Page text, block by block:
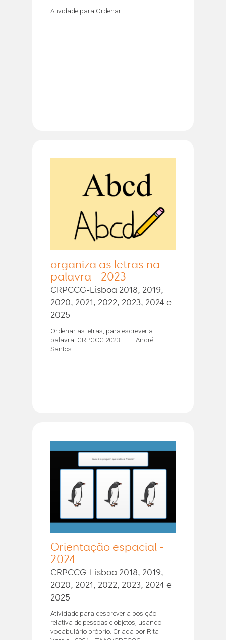
Atividade para Ordenar
organiza as letras na
palavra - 2023
CRPCCG-Lisboa 2018, 2019,
2020, 2021, 2022, 2023, 2024 e
2025
Ordenar as letras, para escrever a
palavra. CRPCCG 2023 - T.F. André
Santos
Orientação espacial -
2024
CRPCCG-Lisboa 2018, 2019,
2020, 2021, 2022, 2023, 2024 e
2025
Atividade para descrever a posição
relativa de pessoas e objetos, usando
vocabulário próprio. Criada por Rita